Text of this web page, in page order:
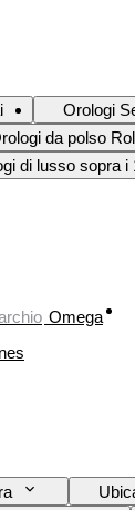
Orologi
da polso
di lusso sopra i
Omega